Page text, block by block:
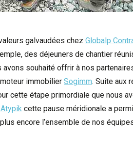
galvaudées chez Globalp
des déjeuners de chantier
souhaité offrir à nos
immobilier Sogimm. Suite aux
cette étape primordiale que nous
Atypik cette pause méridionale a
encore l’ensemble de nos